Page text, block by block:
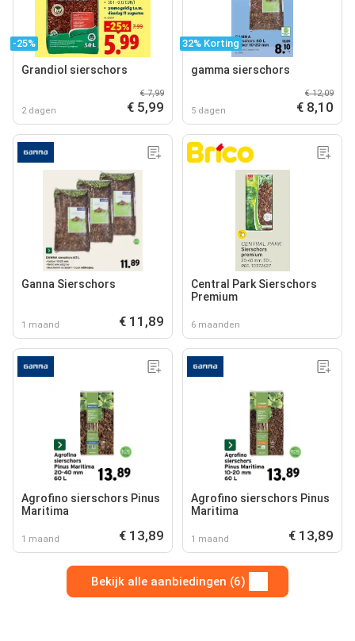
-25%
Grandiol sierschors
2 dagen
€ 7,99
€ 5,99
32% Korting
gamma sierschors
5 dagen
€ 12,09
€ 8,10
Ganna Sierschors
1 maand € 11,89
Central Park Sierschors
Premium
6 maanden
Agrofino sierschors Pinus
Maritima
1 maand € 13,89
Agrofino sierschors Pinus
Maritima
1 maand € 13,89
Bekijk alle aanbiedingen (6)